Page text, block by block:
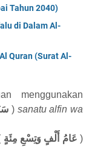
Tahun 2040)
di Dalam Al-
Quran (Surat Al-
menggunakan
) sanatu alfin wa
عَامُ أَلْفٍ وَتِسْعِ مِئَةٍ )